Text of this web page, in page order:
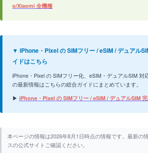
o/Xiaomi 全機種
▼ iPhone・Pixel の SIMフリー / eSIM / デュアル
イドはこちら
iPhone・Pixel の SIMフリー化、eSIM・デュアルSIM 対
の最新情報はこちらの総合ガイドにまとめています。
▶ iPhone・Pixel の SIMフリー / eSIM / デュアルSIM
本ページの情報は2026年8月1日時点の情報です。最新の
スの公式サイトご確認ください。